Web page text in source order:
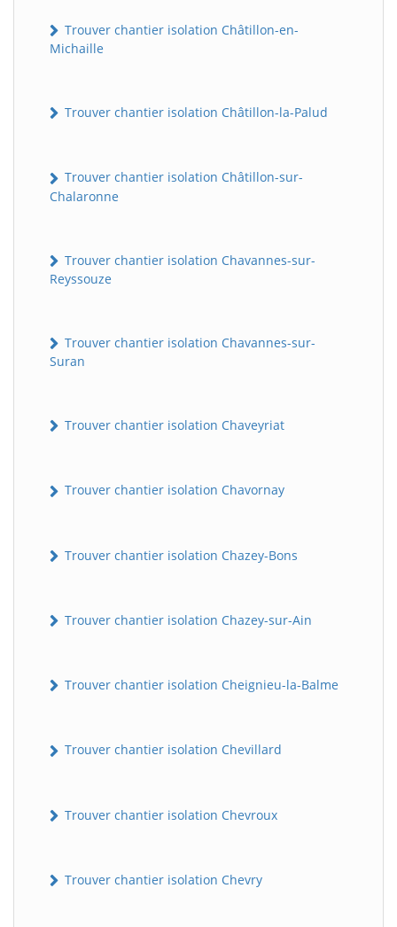
Trouver chantier isolation Châtillon-en-
Michaille
Trouver chantier isolation Châtillon-la-Palud
Trouver chantier isolation Châtillon-sur-
Chalaronne
Trouver chantier isolation Chavannes-sur-
Reyssouze
Trouver chantier isolation Chavannes-sur-
Suran
Trouver chantier isolation Chaveyriat
Trouver chantier isolation Chavornay
Trouver chantier isolation Chazey-Bons
Trouver chantier isolation Chazey-sur-Ain
Trouver chantier isolation Cheignieu-la-Balme
Trouver chantier isolation Chevillard
Trouver chantier isolation Chevroux
Trouver chantier isolation Chevry